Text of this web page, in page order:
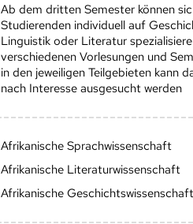
Ab dem dritten Semester können
Studierenden individuell auf
Linguistik oder Literatur
verschiedenen Vorlesungen und
in den jeweiligen Teilgebieten kann
nach Interesse ausgesucht werden
Afrikanische Sprachwissenschaft
Afrikanische Literaturwissenschaft
Afrikanische